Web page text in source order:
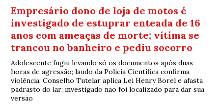
Empresário dono de loja de motos é
investigado de estuprar enteada de 16
anos com ameaças de morte; vítima se
trancou no banheiro e pediu socorro
Adolescente fugiu levando só os documentos após duas
horas de agressão; laudo da Polícia Científica confirma
violência; Conselho Tutelar aplica Lei Henry Borel e afasta
padrasto do lar; investigado não foi localizado para dar sua
versão